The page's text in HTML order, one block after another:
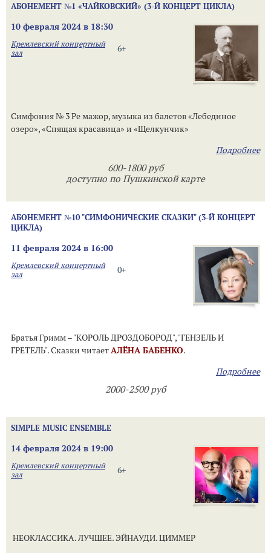
АБОНЕМЕНТ №1 «ЧАЙКОВСКИЙ» (3-Й КОНЦЕРТ ЦИКЛА)
10 февраля 2024 в 18:30
6+
Кремлевский концертный
зал
Симфония № 3 Ре мажор, музыка из балетов «Лебединое
озеро», «Спящая красавица» и «Щелкунчик»
Подробнее
600-1800 руб
доступно по Пушкинской карте
АБОНЕМЕНТ №10 "СИМФОНИЧЕСКИЕ СКАЗКИ" (3-Й КОНЦЕРТ
ЦИКЛА)
11 февраля 2024 в 16:00
0+
Кремлевский концертный
зал
Братья Гримм – "КОРОЛЬ ДРОЗДОБОРОД", "ГЕНЗЕЛЬ И
ГРЕТЕЛЬ". Сказки читаетАЛЁНА БАБЕНКО.
Подробнее
2000-2500 руб
SIMPLE MUSIC ENSEMBLE
14 февраля 2024 в 19:00
6+
Кремлевский концертный
зал
НЕОКЛАССИКА. ЛУЧШЕЕ. ЭЙНАУДИ. ЦИММЕР